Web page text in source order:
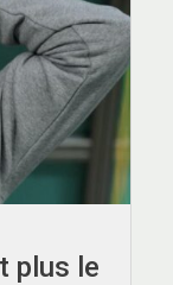
plus le